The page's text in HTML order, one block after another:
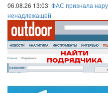
06.08.26 13:03 ФАС признала
ненадлежащей